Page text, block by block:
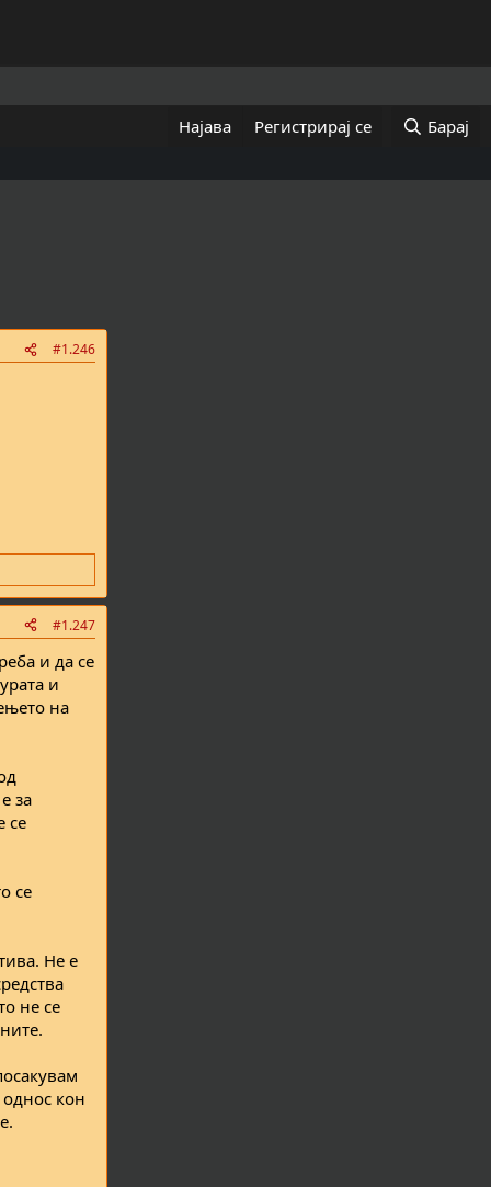
Најава Регистрирај се Барај
#1.246
#1.247
и да се
и
на
за
се
се
Не е
не се
кон